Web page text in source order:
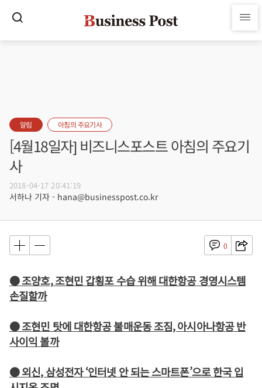
알림 아침의 주요기사
[4월18일자] 비즈니스포스트 아침의 주요기
사
2018-04-17 20:41:19
서하나 기자 - hana@businesspost.co.kr
0
● 조양호, 조현민 갑횡포 수습 위해 대한항공 경영시스템
손질할까
● 조현민 탓에 대한항공 불매운동 조짐, 아시아나항공 반
사이익 볼까
● 외신, 삼성전자 ‘인터넷 안 되는 스마트폰’으로 한국 입